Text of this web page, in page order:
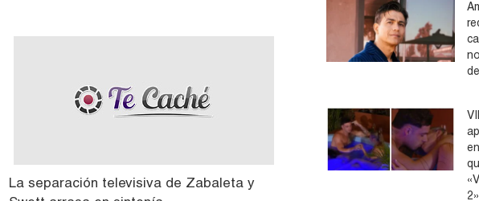
La separación televisiva de Zabaleta y
2»